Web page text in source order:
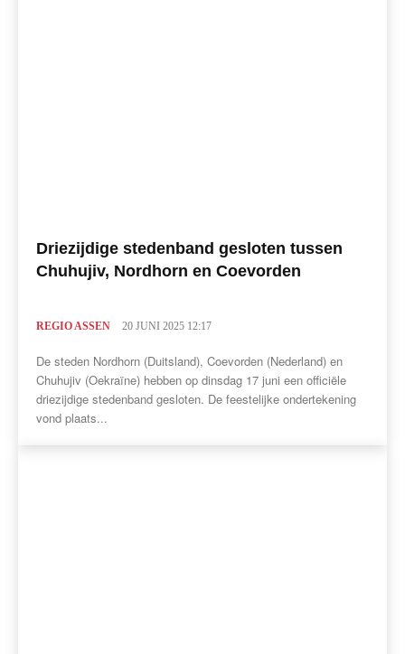
Driezijdige stedenband gesloten tussen
Chuhujiv, Nordhorn en Coevorden
REGIO ASSEN 20 JUNI 2025 12:17
De steden Nordhorn (Duitsland), Coevorden (Nederland) en
Chuhujiv (Oekraïne) hebben op dinsdag 17 juni een officiële
driezijdige stedenband gesloten. De feestelijke ondertekening
vond plaats...